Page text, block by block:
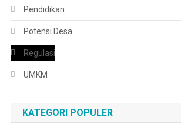
Pendidikan
Potensi Desa
Regulasi
UMKM
KATEGORI POPULER